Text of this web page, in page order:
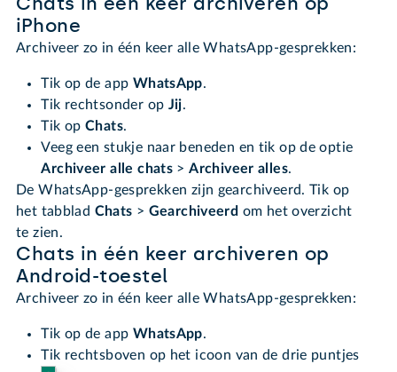
iPhone
Archiveer zo in één keer alle WhatsApp-gesprekken:
Tik op de app WhatsApp.
Tik rechtsonder op Jij.
Tik op Chats.
Veeg een stukje naar beneden en tik op de optie
Archiveer alle chats >Archiveer alles.
De WhatsApp-gesprekken zijn gearchiveerd. Tik op
het tabblad Chats > Gearchiveerd om het overzicht
te zien.
Chats in één keer archiveren op
Android-toestel
Archiveer zo in één keer alle WhatsApp-gesprekken:
Tik op de app WhatsApp.
Tik rechtsboven op het icoon van de drie puntjes